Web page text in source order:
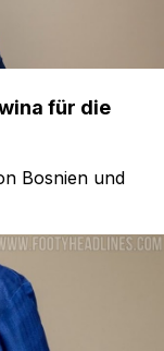
für die
Bosnien und